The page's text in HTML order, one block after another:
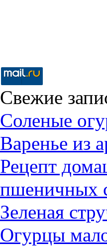
Свежие
Соленые
Варенье из
Рецепт
пшеничных
Зеленая
Огурцы